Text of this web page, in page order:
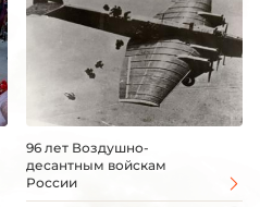
96 лет Воздушно-
десантным войскам
России